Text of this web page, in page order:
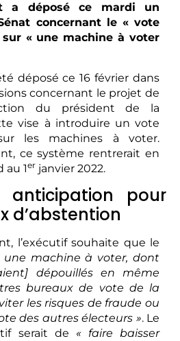
a déposé ce mardi un
concernant le « vote
« une machine à voter
déposé ce 16 février dans
concernant le projet de
du président de la
vise à introduire un vote
les machines à voter.
ce système rentrerait en
au 1er janvier 2022.
pour
d’abstention
l’exécutif souhaite que le
une machine à voter, dont
dépouillés en même
bureaux de vote de la
les risques de fraude ou
des autres électeurs ». Le
serait de « faire baisser